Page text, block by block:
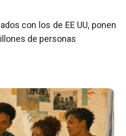
con los de EE UU, ponen
de personas